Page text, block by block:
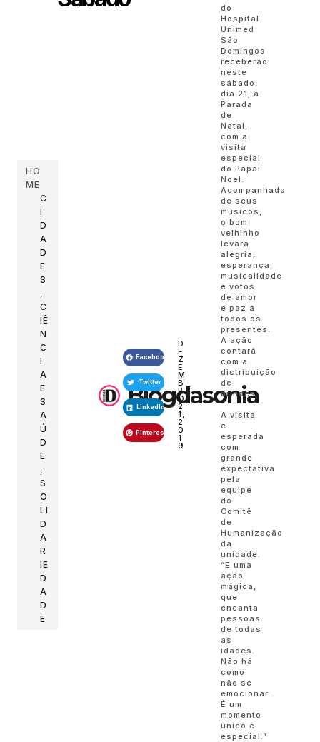
HO
ME
C
I
D
A
D
E
S
,
C
IÊ
N
C
I
A
E
S
A
Ú
D
E
,
S
O
LI
D
A
R
IE
D
A
D
E
Blogdasonia
Facebook
Twitter
LinkedIn
Pinterest
D
E
Z
E
M
B
R
O
2
1,
2
0
1
9
do
Hospital
Unimed
São
Domingos
receberão
neste
sábado,
dia 21, a
Parada
de
Natal,
com a
visita
especial
do Papai
Noel.
Acompanhado
de seus
músicos,
o bom
velhinho
levará
alegria,
esperança,
musicalidade
e votos
de amor
e paz a
todos os
presentes.
A ação
contará
com a
distribuição
de
brindes.
A visita
é
esperada
com
grande
expectativa
pela
equipe
do
Comitê
de
Humanização
da
unidade.
“É uma
ação
mágica,
que
encanta
pessoas
de todas
as
idades.
Não há
como
não se
emocionar.
É um
momento
único e
especial.”